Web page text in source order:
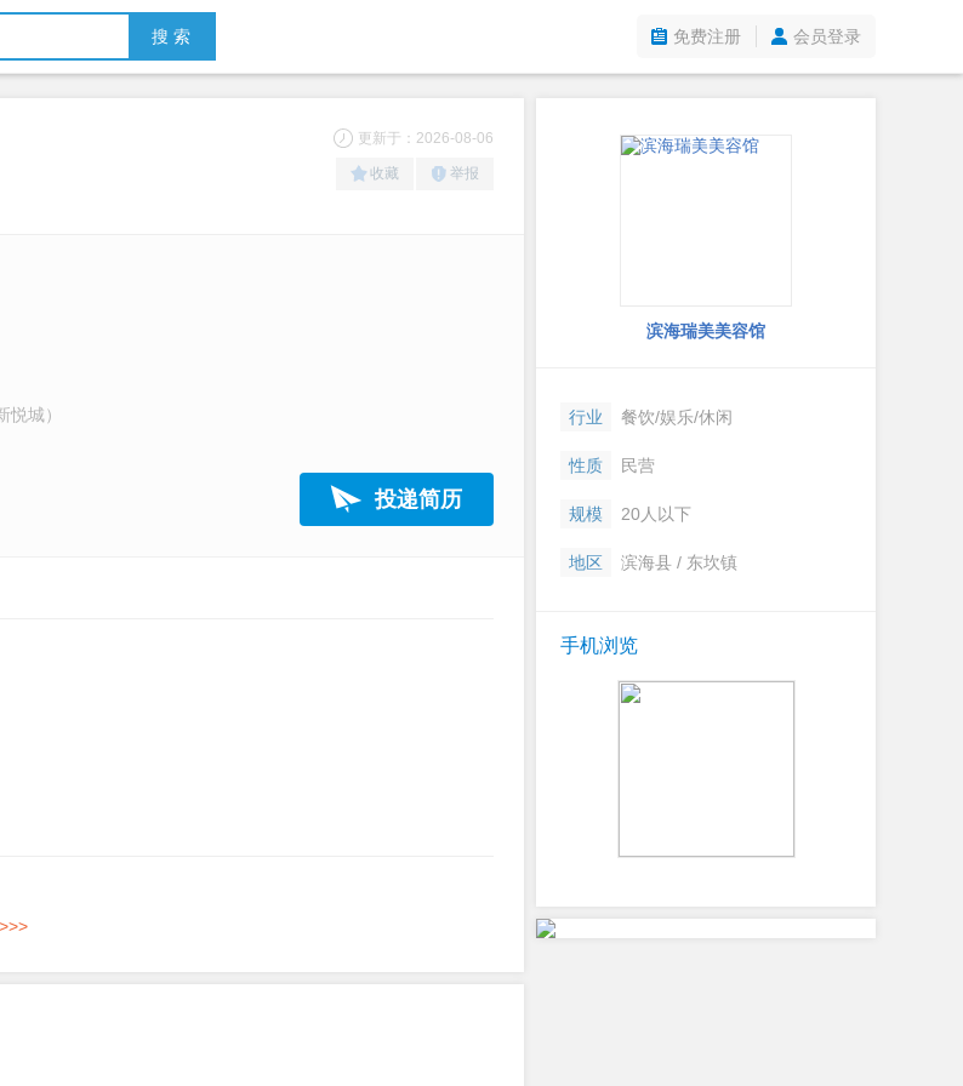
搜 索 免费注册 会员登录
更新于：2026-08-06
收藏 举报
城）
投递简历
滨海瑞美美容馆
行业 餐饮/娱乐/休闲
性质 民营
规模 20人以下
地区 滨海县 / 东坎镇
手机浏览